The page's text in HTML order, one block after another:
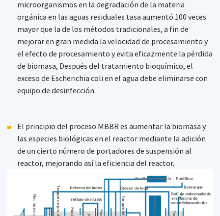
microorganismos en la degradación de la materia
orgánica en las aguas residuales tasa aumentó 100 veces
mayor que la de los métodos tradicionales, a fin de
mejorar en gran medida la velocidad de procesamiento y
el efecto de procesamiento y evita eficazmente la pérdida
de biomasa, Después del tratamiento bioquímico, el
exceso de Escherichia coli en el agua debe eliminarse con
equipo de desinfección.
El principio del proceso MBBR es aumentar la biomasa y
las especies biológicas en el reactor mediante la adición
de un cierto número de portadores de suspensión al
reactor, mejorando así la eficiencia del reactor.